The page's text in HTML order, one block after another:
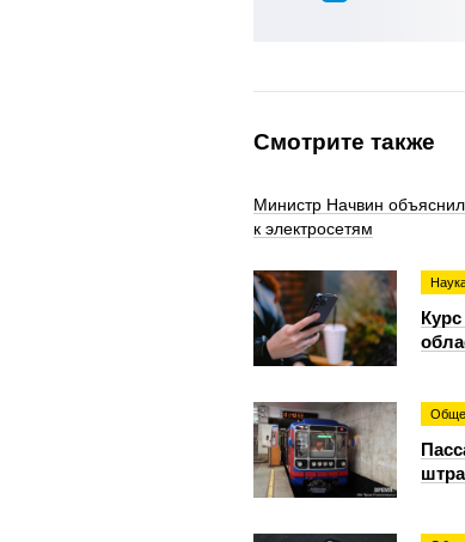
Смотрите также
Министр Начвин объяснил
к электросетям